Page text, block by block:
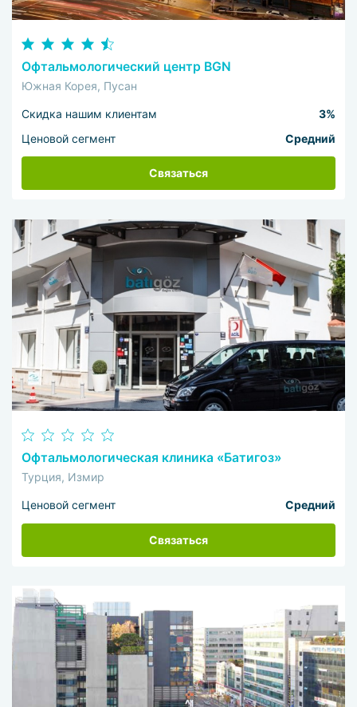
Офтальмологический центр BGN
Южная Корея, Пусан
Скидка нашим клиентам
3%
Ценовой сегмент
Средний
Связаться
Офтальмологическая клиника «Батигоз»
Турция, Измир
Ценовой сегмент Средний
Связаться